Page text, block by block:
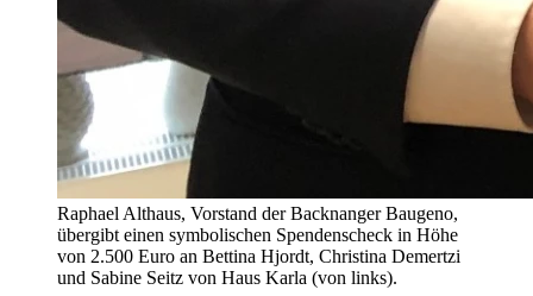
Raphael Althaus, Vorstand der Backnanger Baugeno,
übergibt einen symbolischen Spendenscheck in Höhe
von 2.500 Euro an Bettina Hjordt, Christina Demertzi
und Sabine Seitz von Haus Karla (von links).